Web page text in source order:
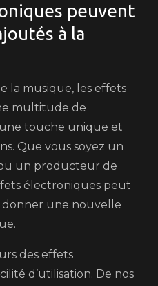
peuvent
à la
la musique, les effets
multitude de
touche unique et
Que vous soyez un
un producteur de
électroniques peut
une nouvelle
des effets
d’utilisation. De nos